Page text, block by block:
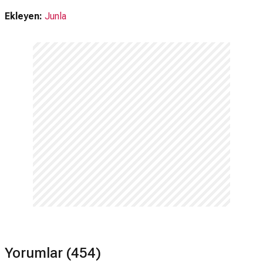
Senaryo.
Ekleyen: Junla
Yorumlar (454)